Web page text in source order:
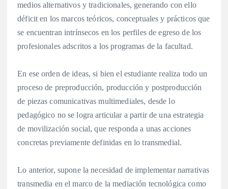
medios alternativos y tradicionales, generando con ello
déficit en los marcos teóricos, conceptuales y prácticos que
se encuentran intrínsecos en los perfiles de egreso de los
profesionales adscritos a los programas de la facultad.
En ese orden de ideas, si bien el estudiante realiza todo un
proceso de preproducción, producción y postproducción
de piezas comunicativas multimediales, desde lo
pedagógico no se logra articular a partir de una estrategia
de movilización social, que responda a unas acciones
concretas previamente definidas en lo transmedial.
Lo anterior, supone la necesidad de implementar narrativas
transmedia en el marco de la mediación tecnológica como